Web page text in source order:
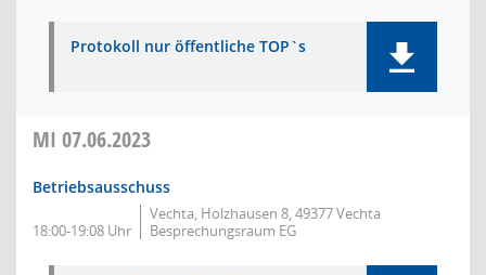
Protokoll nur öffentliche TOP`s
MI 07.06.2023
Betriebsausschuss
18:00-19:08 Uhr
Vechta, Holzhausen 8, 49377 Vechta
Besprechungsraum EG